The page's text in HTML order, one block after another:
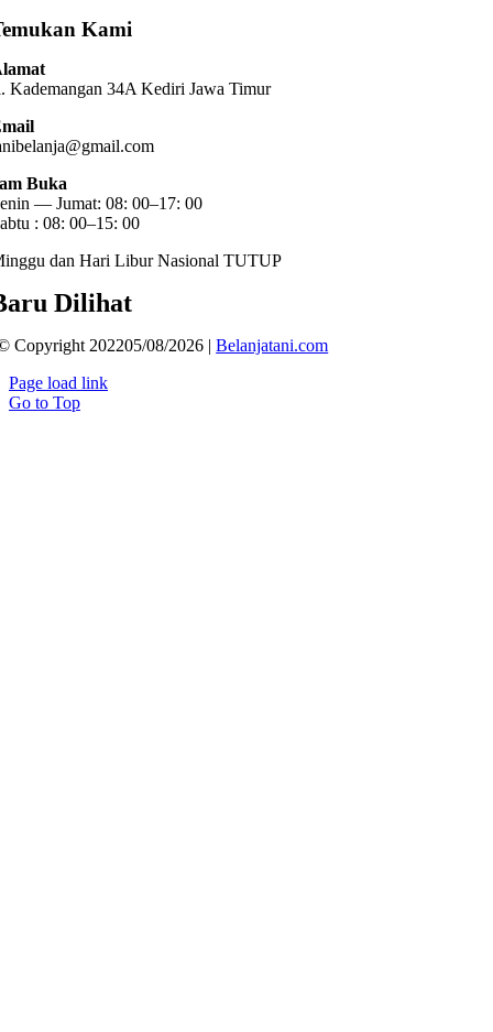
Kami
Kademangan 34A Kediri Jawa Timur
Buka
— Jumat: 08: 00–17: 00
: 08: 00–15: 00
dan Hari Libur Nasional TUTUP
Dilihat
Copyright 202205/08/2026 |Belanjatani.com
Page load link
Go to Top